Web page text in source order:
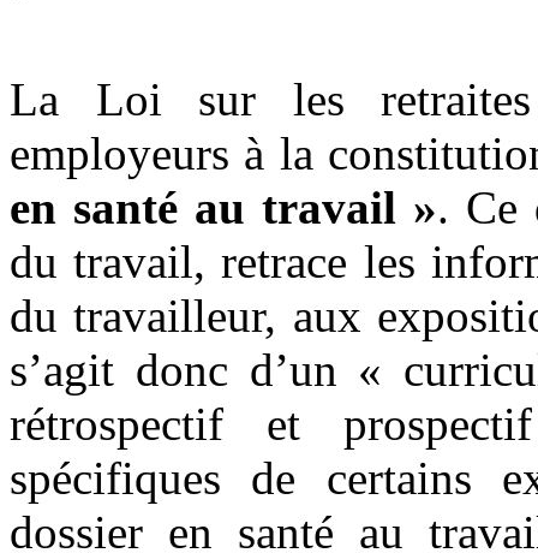
La Loi sur les
employeurs à la
en santé au travail ». Ce
du travail, retrace les
du travailleur, aux
s’agit donc d’un «
rétrospectif et
spécifiques de certains
dossier en santé au